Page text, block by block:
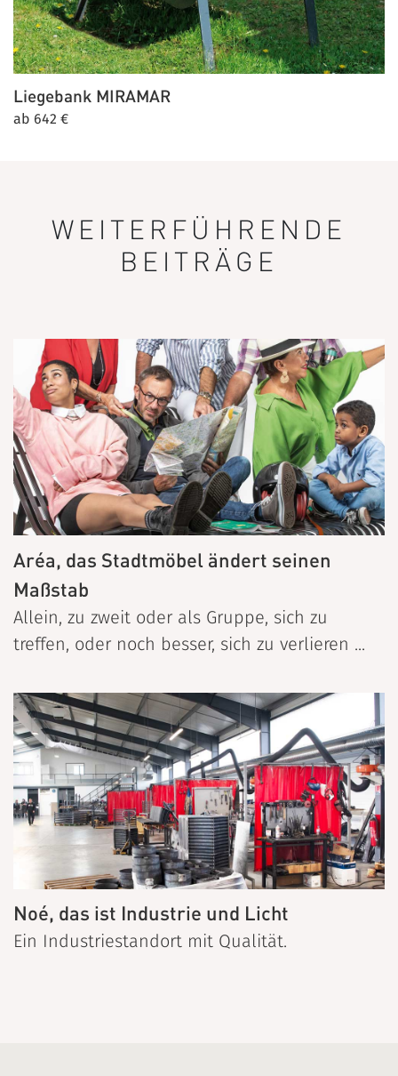
Liegebank MIRAMAR
ab 642 €
WEITERFÜHRENDE
BEITRÄGE
Aréa, das Stadtmöbel ändert seinen
Maßstab
Allein, zu zweit oder als Gruppe, sich zu
treffen, oder noch besser, sich zu verlieren ...
Noé, das ist Industrie und Licht
Ein Industriestandort mit Qualität.